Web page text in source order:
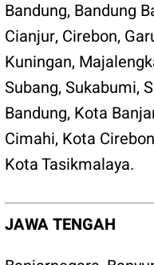
Bandung, Bandung
Cianjur, Cirebon,
Kuningan,
Subang, Sukabumi,
Bandung, Kota
Cimahi, Kota Cirebon
Kota Tasikmalaya.
JAWA TENGAH